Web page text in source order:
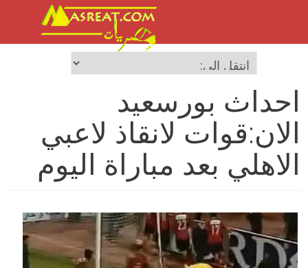
احداث بورسعيد
الان:قوات لانقاذ لاعبي
الاهلي بعد مباراة اليوم